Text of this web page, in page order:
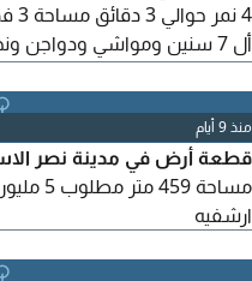
أل 7 سنين ومواشي ودواجن
منذ 9 أيام
قطعة أرض في مدينة نصر
ارشفيه